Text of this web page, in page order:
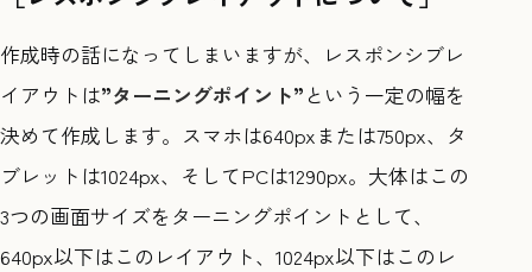
作成時の話になってしまいますが、レスポンシブレ
イアウトは”ターニングポイント” という一定の幅を
決めて作成します。スマホは640pxまたは750px、タ
ブレットは1024px、そしてPCは1290px。大体はこの
3つの画面サイズをターニングポイントとして、
640px以下はこのレイアウト、1024px以下はこのレ